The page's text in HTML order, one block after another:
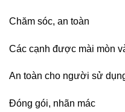
Chăm sóc, an toàn
Các cạnh được mài mòn
An toàn cho người sử
Đóng gói, nhãn mác